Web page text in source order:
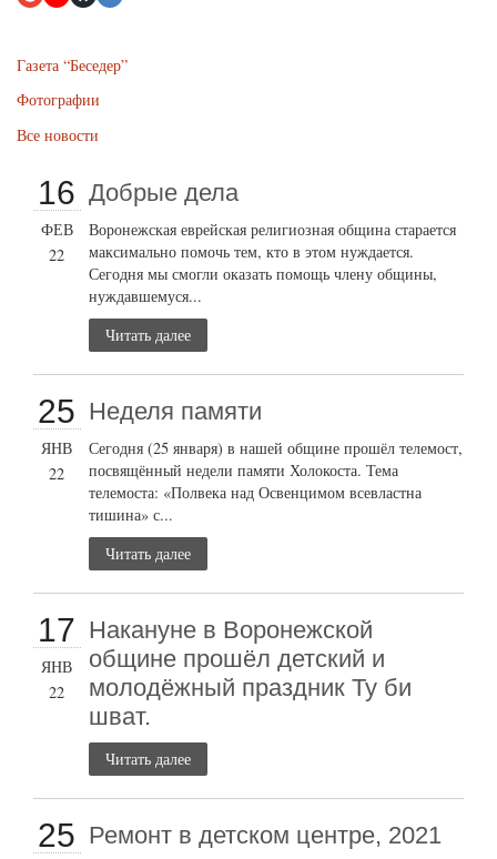
Газета “Беседер”
Фотографии
Все новости
16
ФЕВ
22
Добрые дела
Воронежская еврейская религиозная община старается
максимально помочь тем, кто в этом нуждается.
Сегодня мы смогли оказать помощь члену общины,
нуждавшемуся...
Читать далее
25
ЯНВ
22
Неделя памяти
Сегодня (25 января) в нашей общине прошёл телемост,
посвящённый недели памяти Холокоста. Тема
телемоста: «Полвека над Освенцимом всевластна
тишина» с...
Читать далее
17
ЯНВ
22
Накануне в Воронежской
общине прошёл детский и
молодёжный праздник Ту би
шват.
Читать далее
25 Ремонт в детском центре, 2021